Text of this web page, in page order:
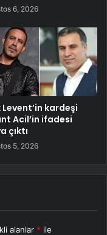
6, 2026
Levent’in kardeşi
Acil’in ifadesi
çıktı
5, 2026
alanlar * ile